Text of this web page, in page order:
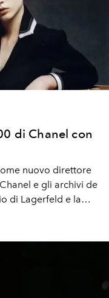
di Chanel con
nuovo direttore
e gli archivi de
di Lagerfeld e la